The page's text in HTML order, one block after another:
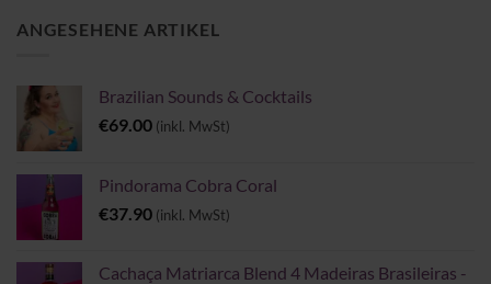
ANGESEHENE ARTIKEL
Brazilian Sounds & Cocktails
€69.00 (inkl. MwSt)
Pindorama Cobra Coral
€37.90 (inkl. MwSt)
Cachaça Matriarca Blend 4 Madeiras Brasileiras -